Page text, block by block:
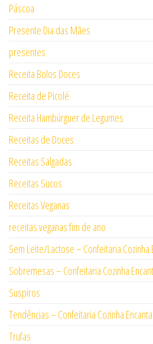
Páscoa
Presente Dia das Mães
presentes
Receita Bolos Doces
Receita de Picolé
Receita Hambúrguer de Legumes
Receitas de Doces
Receitas Salgadas
Receitas Sucos
Receitas Veganas
receitas veganas fim de ano
Sem Leite/Lactose – Confeitaria Cozinha
Sobremesas – Confeitaria Cozinha
Suspiros
Tendências – Confeitaria Cozinha
Trufas